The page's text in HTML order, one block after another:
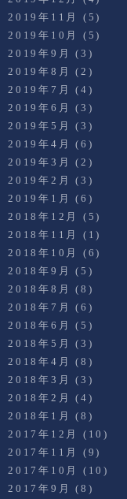
2019年11月
(5)
2019年10月
(5)
2019年9月
(3)
2019年8月
(2)
2019年7月
(4)
2019年6月
(3)
2019年5月
(3)
2019年4月
(6)
2019年3月
(2)
2019年2月
(3)
2019年1月
(6)
2018年12月
(5)
2018年11月
(1)
2018年10月
(6)
2018年9月
(5)
2018年8月
(8)
2018年7月
(6)
2018年6月
(5)
2018年5月
(3)
2018年4月
(8)
2018年3月
(3)
2018年2月
(4)
2018年1月
(8)
2017年12月
(10)
2017年11月
(9)
2017年10月
(10)
2017年9月
(8)